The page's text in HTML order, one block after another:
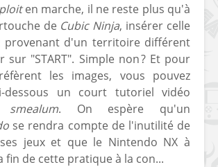
en marche, il ne reste plus qu'à
de Cubic Ninja, insérer celle
provenant d'un territoire différent
sur "START". Simple non ? Et pour
les images, vous pouvez
dessous un court tutoriel vidéo
smealum. On espère qu'un
se rendra compte de l'inutilité de
jeux et que le Nintendo NX à
fin de cette pratique à la con...
en 6.72
[PS4] Le point sur le
fameux jailbreak pour
6.72 / 7.02
[Vita] La team CBPS
dévoile dans une
vidéo une flopée de
nouveaux projets
« .CIA »
[PSP]
Custom
de retour !